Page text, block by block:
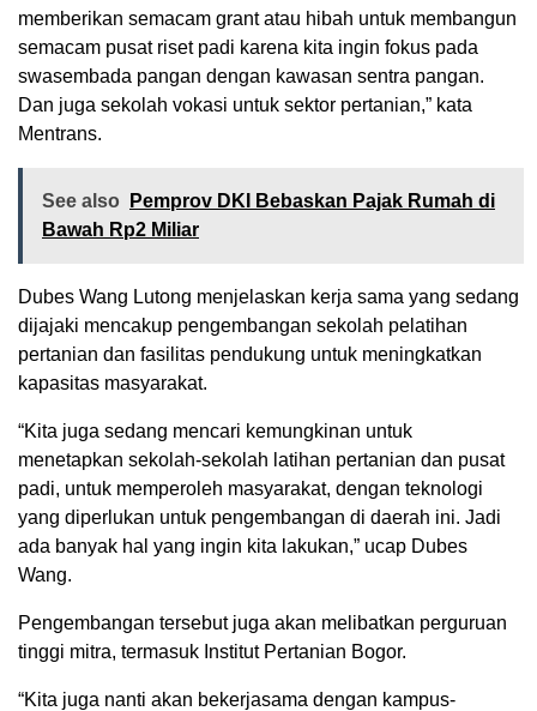
memberikan semacam grant atau hibah untuk membangun
semacam pusat riset padi karena kita ingin fokus pada
swasembada pangan dengan kawasan sentra pangan.
Dan juga sekolah vokasi untuk sektor pertanian,” kata
Mentrans.
See also
Pemprov DKI Bebaskan Pajak Rumah di
Bawah Rp2 Miliar
Dubes Wang Lutong menjelaskan kerja sama yang sedang
dijajaki mencakup pengembangan sekolah pelatihan
pertanian dan fasilitas pendukung untuk meningkatkan
kapasitas masyarakat.
“Kita juga sedang mencari kemungkinan untuk
menetapkan sekolah-sekolah latihan pertanian dan pusat
padi, untuk memperoleh masyarakat, dengan teknologi
yang diperlukan untuk pengembangan di daerah ini. Jadi
ada banyak hal yang ingin kita lakukan,” ucap Dubes
Wang.
Pengembangan tersebut juga akan melibatkan perguruan
tinggi mitra, termasuk Institut Pertanian Bogor.
“Kita juga nanti akan bekerjasama dengan kampus-